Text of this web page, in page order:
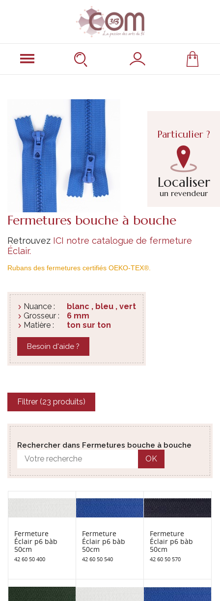
Particulier ?
Localiser
un revendeur
Fermetures bouche à bouche
Retrouvez ICI notre catalogue de fermeture
Éclair.
Rubans des fermetures certifiés OEKO-TEX®.
Nuance :
blanc , bleu , vert
Grosseur :
6 mm
Matière :
ton sur ton
Besoin d'aide ?
Filtrer (23 produits)
Rechercher dans Fermetures bouche à bouche
OK
Fermeture
Éclair p6 bàb
50cm
42 60 50 400
Fermeture
Éclair p6 bàb
50cm
42 60 50 540
Fermeture
Éclair p6 bàb
50cm
42 60 50 570